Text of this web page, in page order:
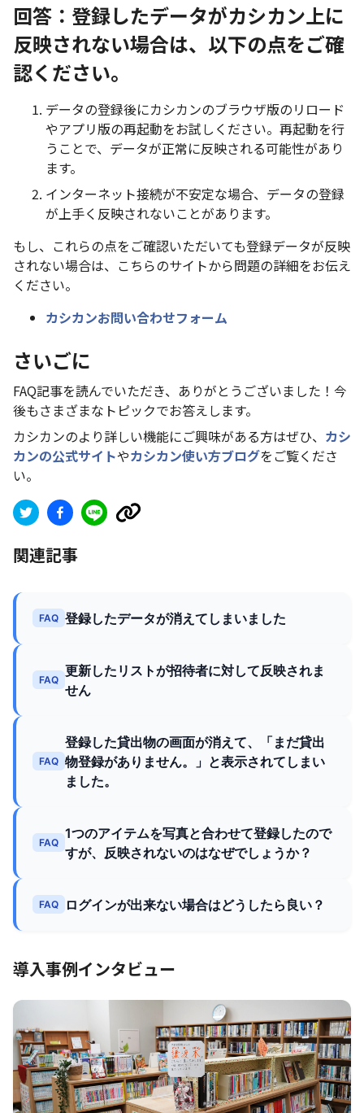
回答：登録したデータがカシカン上に
反映されない場合は、以下の点をご確
認ください。
データの登録後にカシカンのブラウザ版のリロード
やアプリ版の再起動をお試しください。再起動を行
うことで、データが正常に反映される可能性があり
ます。
インターネット接続が不安定な場合、データの登録
が上手く反映されないことがあります。
もし、これらの点をご確認いただいても登録データが反映
されない場合は、こちらのサイトから問題の詳細をお伝え
ください。
カシカンお問い合わせフォーム
さいごに
FAQ記事を読んでいただき、ありがとうございました！今
後もさまざまなトピックでお答えします。
カシカンのより詳しい機能にご興味がある方はぜひ、 カシ
カンの公式サイトやカシカン使い方ブログをご覧くださ
い。
関連記事
FAQ 登録したデータが消えてしまいました
FAQ
更新したリストが招待者に対して反映されま
せん
FAQ
登録した貸出物の画面が消えて、「まだ貸出
物登録がありません。」と表示されてしまい
ました。
FAQ
1つのアイテムを写真と合わせて登録したので
すが、反映されないのはなぜでしょうか？
FAQ ログインが出来ない場合はどうしたら良い？
導入事例インタビュー